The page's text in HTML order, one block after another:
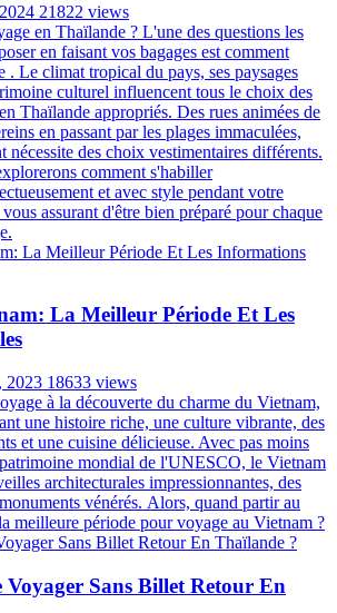
21822 views
en Thaïlande ? L'une des questions les
en faisant vos bagages est comment
. Le climat tropical du pays, ses paysages
culturel influencent tous le choix des
Thaïlande appropriés. Des rues animées de
en passant par les plages immaculées,
nécessite des choix vestimentaires différents.
comment s'habiller
et avec style pendant votre
assurant d'être bien préparé pour chaque
La Meilleur Période Et Les
2023 18633 views
à la découverte du charme du Vietnam,
une histoire riche, une culture vibrante, des
et une cuisine délicieuse. Avec pas moins
patrimoine mondial de l'UNESCO, le Vietnam
architecturales impressionnantes, des
vénérés. Alors, quand partir au
meilleure période pour voyage au Vietnam ?
Voyager Sans Billet Retour En